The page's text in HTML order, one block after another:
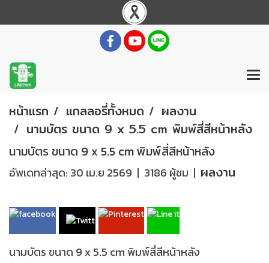
หน้าแรก แกลลอรี่ทั้งหมด
ผลงาน
นามบัตร ขนาด 9 x 5.5 cm พิมพ์สี่สีหน้าหลัง
นามบัตร ขนาด 9 x 5.5 cm พิมพ์สี่สีหน้าหลัง
อัพเดทล่าสุด: 30 เม.ย 2569 | 3186 ผู้ชม | ผลงาน
นามบัตร ขนาด 9 x 5.5 cm พิมพ์สี่สีหน้าหลัง